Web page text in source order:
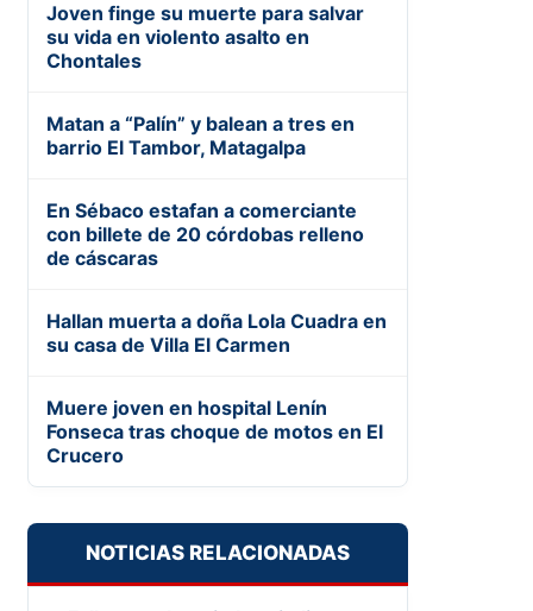
Joven finge su muerte para salvar
su vida en violento asalto en
Chontales
Matan a “Palín” y balean a tres en
barrio El Tambor, Matagalpa
En Sébaco estafan a comerciante
con billete de 20 córdobas relleno
de cáscaras
Hallan muerta a doña Lola Cuadra en
su casa de Villa El Carmen
Muere joven en hospital Lenín
Fonseca tras choque de motos en El
Crucero
NOTICIAS RELACIONADAS